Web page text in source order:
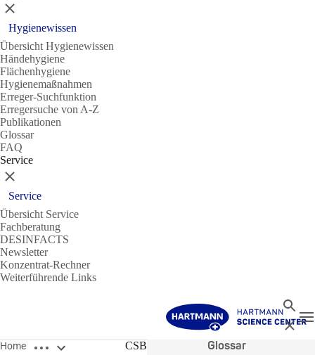
Schließen
Hygienewissen
Übersicht Hygienewissen
Händehygiene
Flächenhygiene
Hygienemaßnahmen
Erreger-Suchfunktion
Erregersuche von A-Z
Publikationen
Glossar
FAQ
Service
Schließen
Service
Übersicht Service
Fachberatung
DESINFACTS
Newsletter
Konzentrat-Rechner
Weiterführende Links
Suche
Home Breadcrumbs öffnen CSB
Glossar